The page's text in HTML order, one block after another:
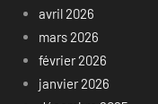
avril 2026
mars 2026
février 2026
janvier 2026